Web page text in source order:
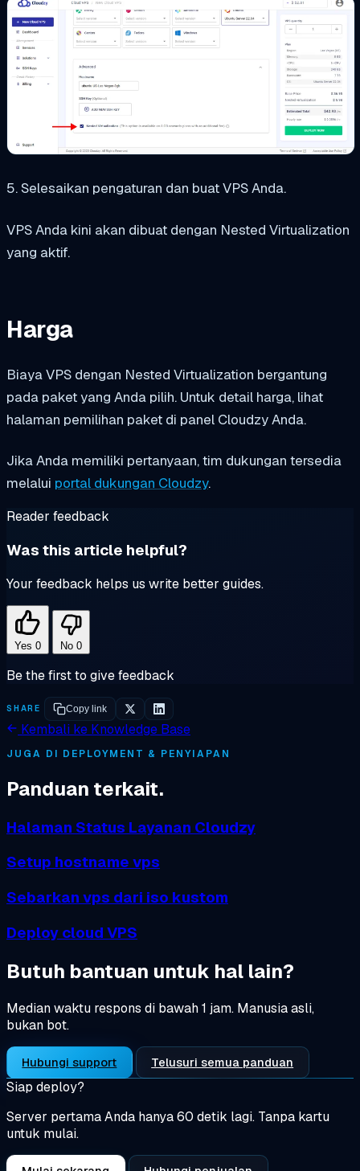
5. Selesaikan pengaturan dan buat VPS Anda.
VPS Anda kini akan dibuat dengan Nested Virtualization
yang aktif.
Harga
Biaya VPS dengan Nested Virtualization bergantung
pada paket yang Anda pilih. Untuk detail harga, lihat
halaman pemilihan paket di panel Cloudzy Anda.
Jika Anda memiliki pertanyaan, tim dukungan tersedia
melalui portal dukungan Cloudzy.
Reader feedback
Was this article helpful?
Your feedback helps us write better guides.
Yes 0 No 0
Be the first to give feedback
SHARE Copy link
Kembali ke Knowledge Base
JUGA DI DEPLOYMENT & PENYIAPAN
Panduan terkait.
Halaman Status Layanan Cloudzy
Setup hostname vps
Sebarkan vps dari iso kustom
Deploy cloud VPS
Butuh bantuan untuk hal lain?
Median waktu respons di bawah 1 jam. Manusia asli,
bukan bot.
Hubungi support Telusuri semua panduan
Siap deploy?
Server pertama Anda hanya 60 detik lagi. Tanpa kartu
untuk mulai.